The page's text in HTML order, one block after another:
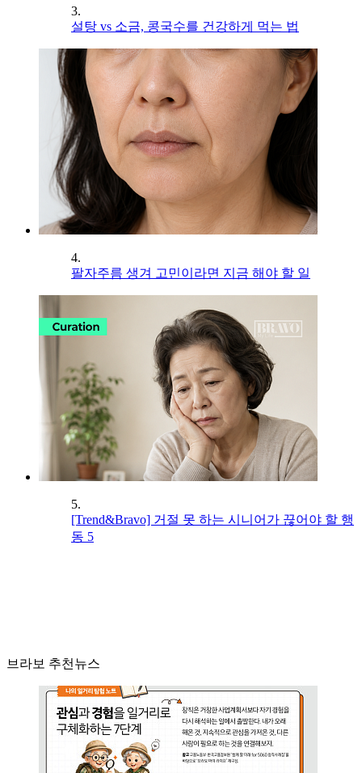
3.
설탕 vs 소금, 콩국수를 건강하게 먹는 법
4.
팔자주름 생겨 고민이라면 지금 해야 할 일
5.
[Trend&Bravo] 거절 못 하는 시니어가 끊어야 할 행
동 5
브라보 추천뉴스